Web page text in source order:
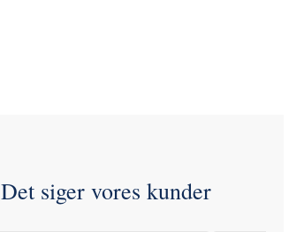
Det siger vores kunder